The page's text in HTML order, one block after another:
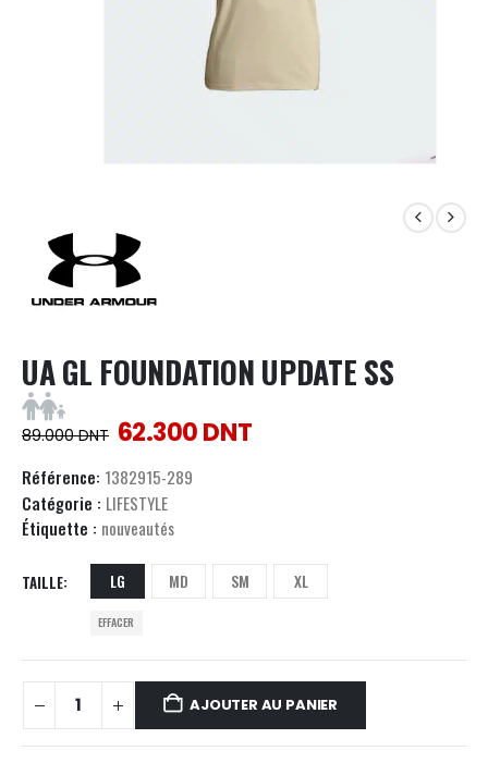
UA GL FOUNDATION UPDATE SS
89.000DNT 62.300DNT
Référence: 1382915-289
Catégorie : LIFESTYLE
Étiquette : nouveautés
TAILLE LG MD SM XL
EFFACER
AJOUTER AU PANIER